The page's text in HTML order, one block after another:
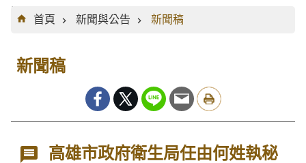
:::
首頁
新聞與公告 新聞稿
新聞稿
高雄市政府衛生局任由何姓執秘